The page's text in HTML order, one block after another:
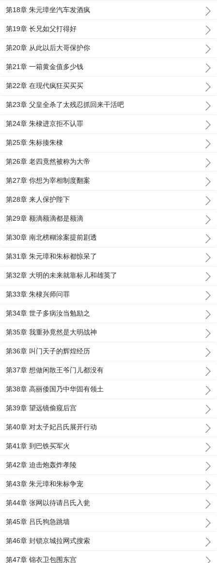
第18章 朱元璋坐汽车发酒疯
第19章 长兄如父打得好
第20章 从此以后大哥保护你
第21章 一箱黄金值多少钱
第22章 在现代疯狂买买买
第23章 父皇全杀了太残忍抓回来干活吧
第24章 朱棣进京拒不认罪
第25章 朱标揍朱棣
第26章 老四竟然被称为大帝
第27章 你想为宰相制度翻案
第28章 来人保护陛下
第29章 额滴额滴都是额滴
第30章 南北榜糊涂案提前剧透
第31章 朱元璋和朱标都惊呆了
第32章 大明的未来就靠标儿和雄英了
第33章 朱棣兴师问罪
第34章 世子多病汝当勉励之
第35章 我重孙竟然是大明战神
第36章 叫门天子的辉煌经历
第37章 想做闲散王爷门儿都没有
第38章 高丽倭国乃中华固有领土
第39章 望远镜偷窥后宫
第40章 对太子妃吕氏展开行动
第41章 到巴铁买军火
第42章 迫击炮轰炸孝陵
第43章 朱元璋和朱标争宠
第44章 张网以待请吕氏入瓮
第45章 吕氏狗急跳墙
第46章 封锁京城拉网式搜索
第47章 锦衣卫包围东宫